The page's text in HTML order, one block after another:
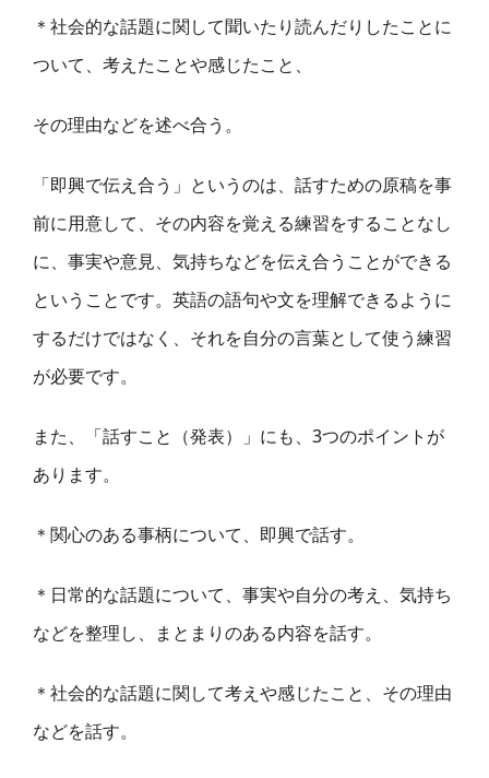
＊社会的な話題に関して聞いたり読んだりしたことに
ついて、考えたことや感じたこと、
その理由などを述べ合う。
「即興で伝え合う」というのは、話すための原稿を事
前に用意して、その内容を覚える練習をすることなし
に、事実や意見、気持ちなどを伝え合うことができる
ということです。英語の語句や文を理解できるように
するだけではなく、それを自分の言葉として使う練習
が必要です。
また、「話すこと（発表）」にも、3つのポイントが
あります。
＊関心のある事柄について、即興で話す。
＊日常的な話題について、事実や自分の考え、気持ち
などを整理し、まとまりのある内容を話す。
＊社会的な話題に関して考えや感じたこと、その理由
などを話す。